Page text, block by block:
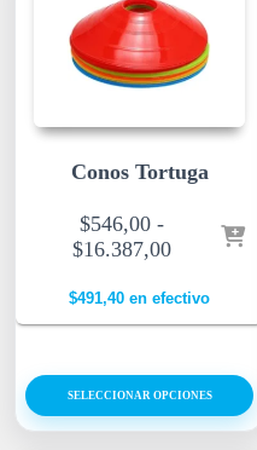
Conos Tortuga
$546,00 -
$16.387,00
$491,40 en efectivo
SELECCIONAR OPCIONES